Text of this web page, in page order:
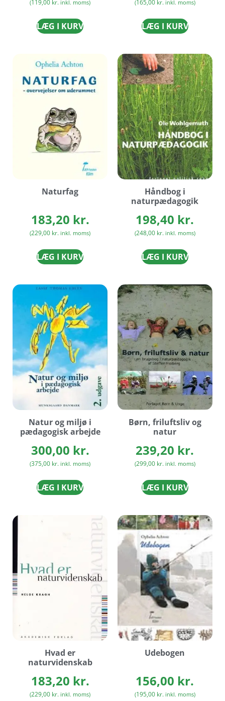
(119,00 kr. inkl. moms)
LÆG I KURV
(165,00 kr.inkl. moms)
LÆG I KURV
Naturfag
183,20 kr.
(229,00 kr. inkl. moms)
LÆG I KURV
Håndbog i
naturpædagogik
198,40 kr.
(248,00 kr.inkl. moms)
LÆG I KURV
Natur og miljø i
pædagogisk arbejde
300,00 kr.
(375,00 kr. inkl. moms)
LÆG I KURV
Børn, friluftsliv og
natur
239,20 kr.
(299,00 kr.inkl. moms)
LÆG I KURV
Hvad er
naturvidenskab
183,20 kr.
(229,00 kr. inkl. moms)
Udebogen
156,00 kr.
(195,00 kr. inkl. moms)